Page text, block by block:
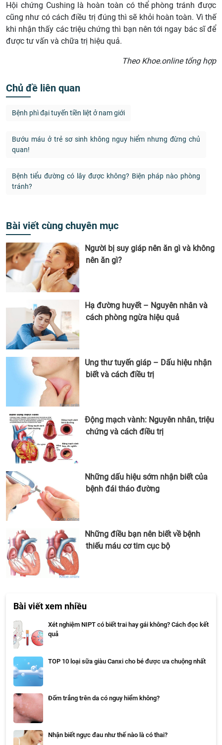
Hội chứng Cushing là hoàn toàn có thể phòng tránh được
cũng như có cách điều trị đúng thì sẽ khỏi hoàn toàn. Vì thế
khi nhận thấy các triệu chứng thì bạn nên tới ngay bác sĩ để
được tư vấn và chữa trị hiệu quả.
Theo Khoe.online tổng hợp
Chủ đề liên quan
Bệnh phì đại tuyến tiền liệt ở nam giới
Bướu máu ở trẻ sơ sinh không nguy hiểm nhưng đừng chủ
quan!
Bệnh tiểu đường có lây được không? Biện pháp nào phòng
tránh?
Bài viết cùng chuyên mục
Người bị suy giáp nên ăn gì và không
nên ăn gì?
Hạ đường huyết – Nguyên nhân và
cách phòng ngừa hiệu quả
Ung thư tuyến giáp – Dấu hiệu nhận
biết và cách điều trị
Động mạch vành: Nguyên nhân, triệu
chứng và cách điều trị
Những dấu hiệu sớm nhận biết của
bệnh đái tháo đường
Những điều bạn nên biết về bệnh
thiếu máu cơ tim cục bộ
Bài viết xem nhiều
Xét nghiệm NIPT có biết trai hay gái không? Cách đọc kết
quả
TOP 10 loại sữa giàu Canxi cho bé được ưa chuộng nhất
Đốm trắng trên da có nguy hiểm không?
Nhận biết ngực đau như thế nào là có thai?